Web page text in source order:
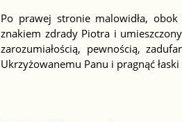
Po prawej stronie malowidła,
znakiem zdrady Piotra i
zarozumiałością, pewnością,
Ukrzyżowanemu Panu i pragnąć